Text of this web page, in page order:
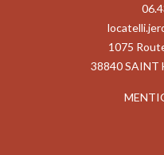
1075
38840 SAINT